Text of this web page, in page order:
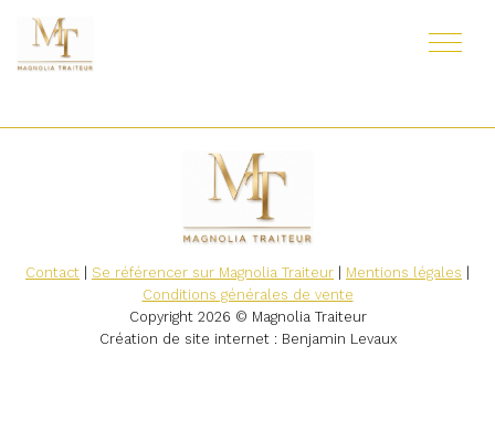
Contact Se référencer sur Magnolia Traiteur Mentions légales
Conditions générales de vente
Copyright 2026 © Magnolia Traiteur
Création de site internet: Benjamin Levaux